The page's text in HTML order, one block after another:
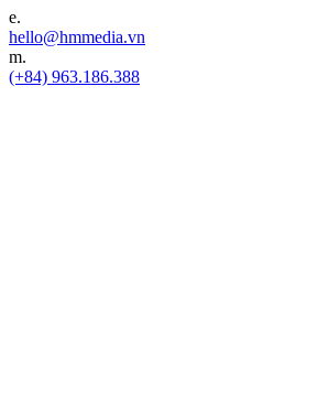
e.
hello@hmmedia.vn
m.
(+84) 963.186.388